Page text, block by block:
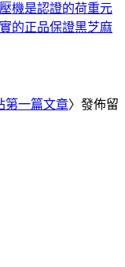
機是認證的荷重元
的正品保證黑芝麻
第一篇文章〉發佈留